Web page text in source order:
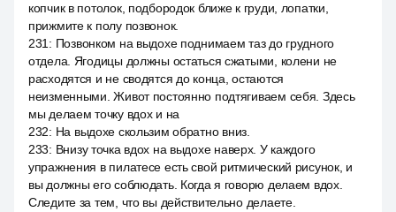
копчик в потолок, подбородок ближе к груди, лопатки,
прижмите к полу позвонок.
231 : Позвонком на выдохе поднимаем таз до грудного
отдела. Ягодицы должны остаться сжатыми, колени не
расходятся и не сводятся до конца, остаются
неизменными. Живот постоянно подтягиваем себя. Здесь
мы делаем точку вдох и на
232: На выдохе скользим обратно вниз.
233: Внизу точка вдох на выдохе наверх. У каждого
упражнения в пилатесе есть свой ритмический рисунок, и
вы должны его соблюдать. Когда я говорю делаем вдох.
Следите за тем, что вы действительно делаете.